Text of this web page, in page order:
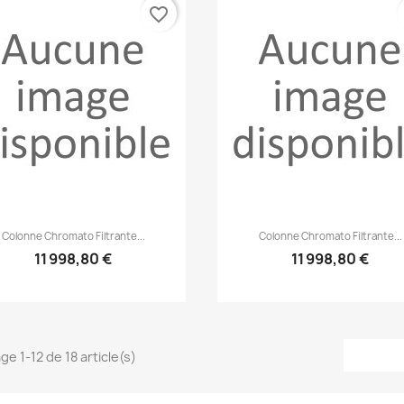
Aperçu rapide
Colonne Chromato Filtrante...
11 998,80 €
favorite_border
Aperçu rapide
Colonne Chromato Filtrante...
11 998,80 €
1-12 de 18 article(s)